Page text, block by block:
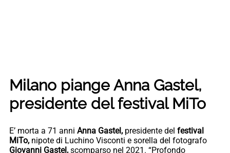
Milano piange Anna Gastel,
presidente del festival MiTo
E’ morta a 71 anni Anna Gastel, presidente del festival
MiTo, nipote di Luchino Visconti e sorella del fotografo
Giovanni Gastel, scomparso nel 2021. “Profondo